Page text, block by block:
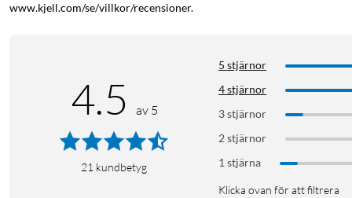
www.kjell.com/se/villkor/recensioner.
4.5 av 5
21 kundbetyg
5 stjärnor
4 stjärnor
3 stjärnor
2 stjärnor
1 stjärna
Klicka ovan för att filtrera